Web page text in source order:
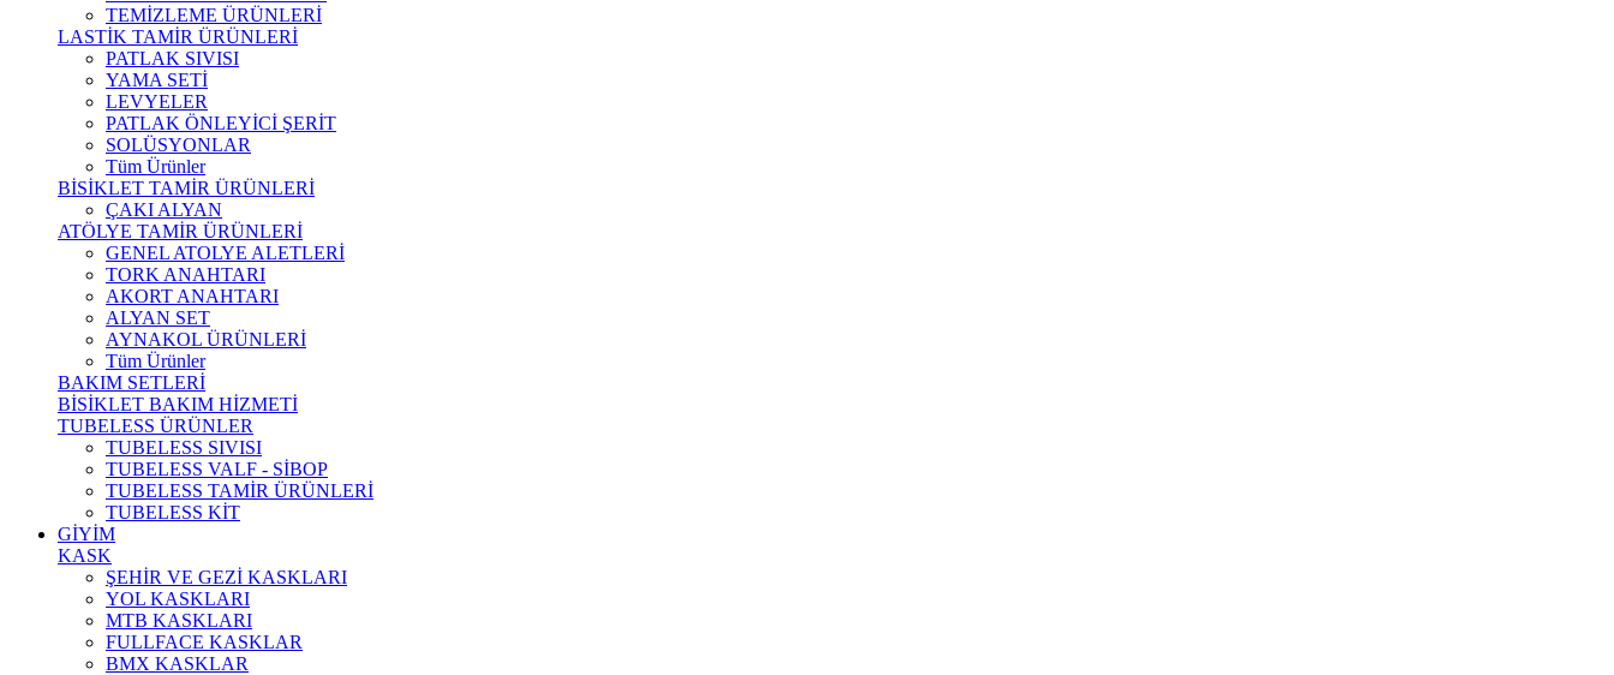
TEMİZLEME ÜRÜNLERİ
LASTİK TAMİR ÜRÜNLERİ
PATLAK SIVISI
YAMA SETİ
LEVYELER
PATLAK ÖNLEYİCİ ŞERİT
SOLÜSYONLAR
Tüm Ürünler
BİSİKLET TAMİR ÜRÜNLERİ
ÇAKI ALYAN
ATÖLYE TAMİR ÜRÜNLERİ
GENEL ATOLYE ALETLERİ
TORK ANAHTARI
AKORT ANAHTARI
ALYAN SET
AYNAKOL ÜRÜNLERİ
Tüm Ürünler
BAKIM SETLERİ
BİSİKLET BAKIM HİZMETİ
TUBELESS ÜRÜNLER
TUBELESS SIVISI
TUBELESS VALF - SİBOP
TUBELESS TAMİR ÜRÜNLERİ
TUBELESS KİT
GİYİM
KASK
ŞEHİR VE GEZİ KASKLARI
YOL KASKLARI
MTB KASKLARI
FULLFACE KASKLAR
BMX KASKLAR